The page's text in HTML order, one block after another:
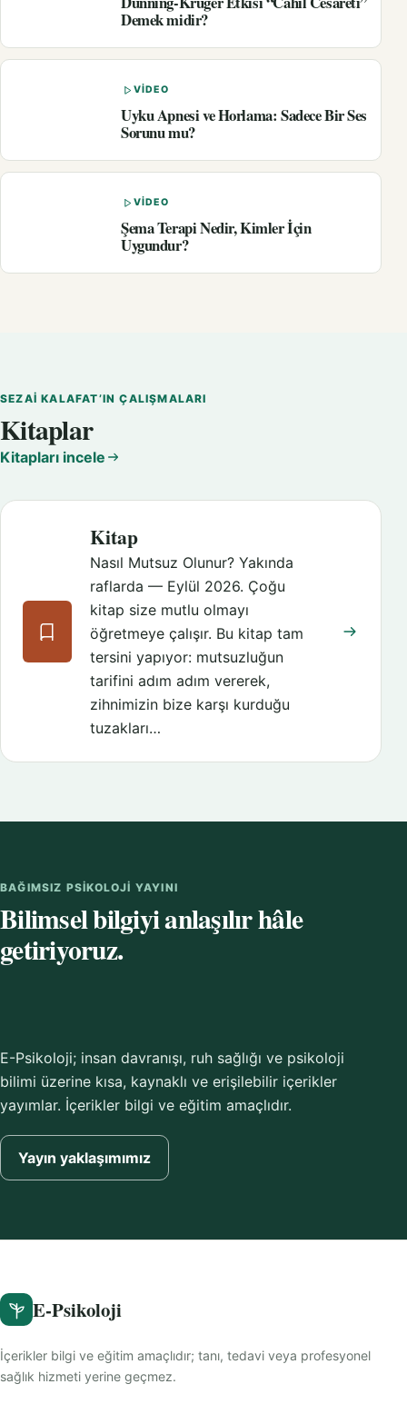
Demek midir?
VIDEO
Uyku Apnesi ve Horlama: Sadece Bir Ses
Sorunu mu?
VIDEO
Şema Terapi Nedir, Kimler İçin
Uygundur?
SEZAI KALAFAT’IN ÇALIŞMALARI
Kitaplar
Kitapları incele
Kitap
Nasıl Mutsuz Olunur? Yakında
raflarda — Eylül 2026. Çoğu
kitap size mutlu olmayı
öğretmeye çalışır. Bu kitap tam
tersini yapıyor: mutsuzluğun
tarifini adım adım vererek,
zihnimizin bize karşı kurduğu
tuzakları…
BAĞIMSIZ PSIKOLOJI YAYINI
Bilimsel bilgiyi anlaşılır hâle
getiriyoruz.
E-Psikoloji; insan davranışı, ruh sağlığı ve psikoloji
bilimi üzerine kısa, kaynaklı ve erişilebilir içerikler
yayımlar. İçerikler bilgi ve eğitim amaçlıdır.
Yayın yaklaşımımız
E-Psikoloji
İçerikler bilgi ve eğitim amaçlıdır; tanı, tedavi veya profesyonel
sağlık hizmeti yerine geçmez.